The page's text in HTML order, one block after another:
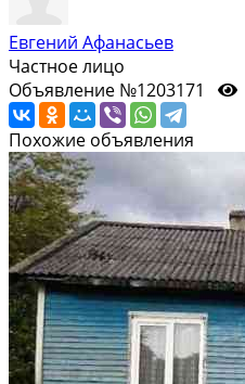
Евгений Афанасьев
Частное лицо
Объявление №1203171
Похожие объявления